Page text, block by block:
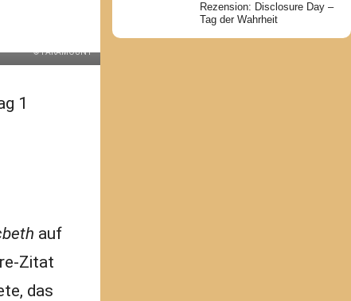
© PARAMOUNT
1
auf
Zitat
das
Rezension: Disclosure Day –
Tag der Wahrheit